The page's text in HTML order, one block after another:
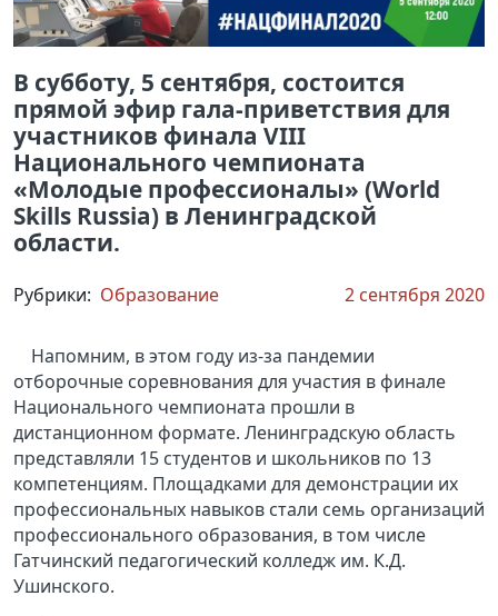
В субботу, 5 сентября, состоится
прямой эфир гала-приветствия для
участников финала VIII
Национального чемпионата
«Молодые профессионалы» (World
Skills Russia) в Ленинградской
области.
Рубрики: Образование 2 сентября 2020
Напомним, в этом году из-за пандемии
отборочные соревнования для участия в финале
Национального чемпионата прошли в
дистанционном формате. Ленинградскую область
представляли 15 студентов и школьников по 13
компетенциям. Площадками для демонстрации их
профессиональных навыков стали семь организаций
профессионального образования, в том числе
Гатчинский педагогический колледж им. К.Д.
Ушинского.